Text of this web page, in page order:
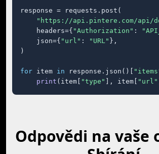
response = requests.post(
"https://api.pintere.com/api/
    headers={
"Authorization" :
    json={
"url" : "URL" },
)
for item in response.json()[
print (item[ "type" ], item[ "url"
Odpovědi na vaše